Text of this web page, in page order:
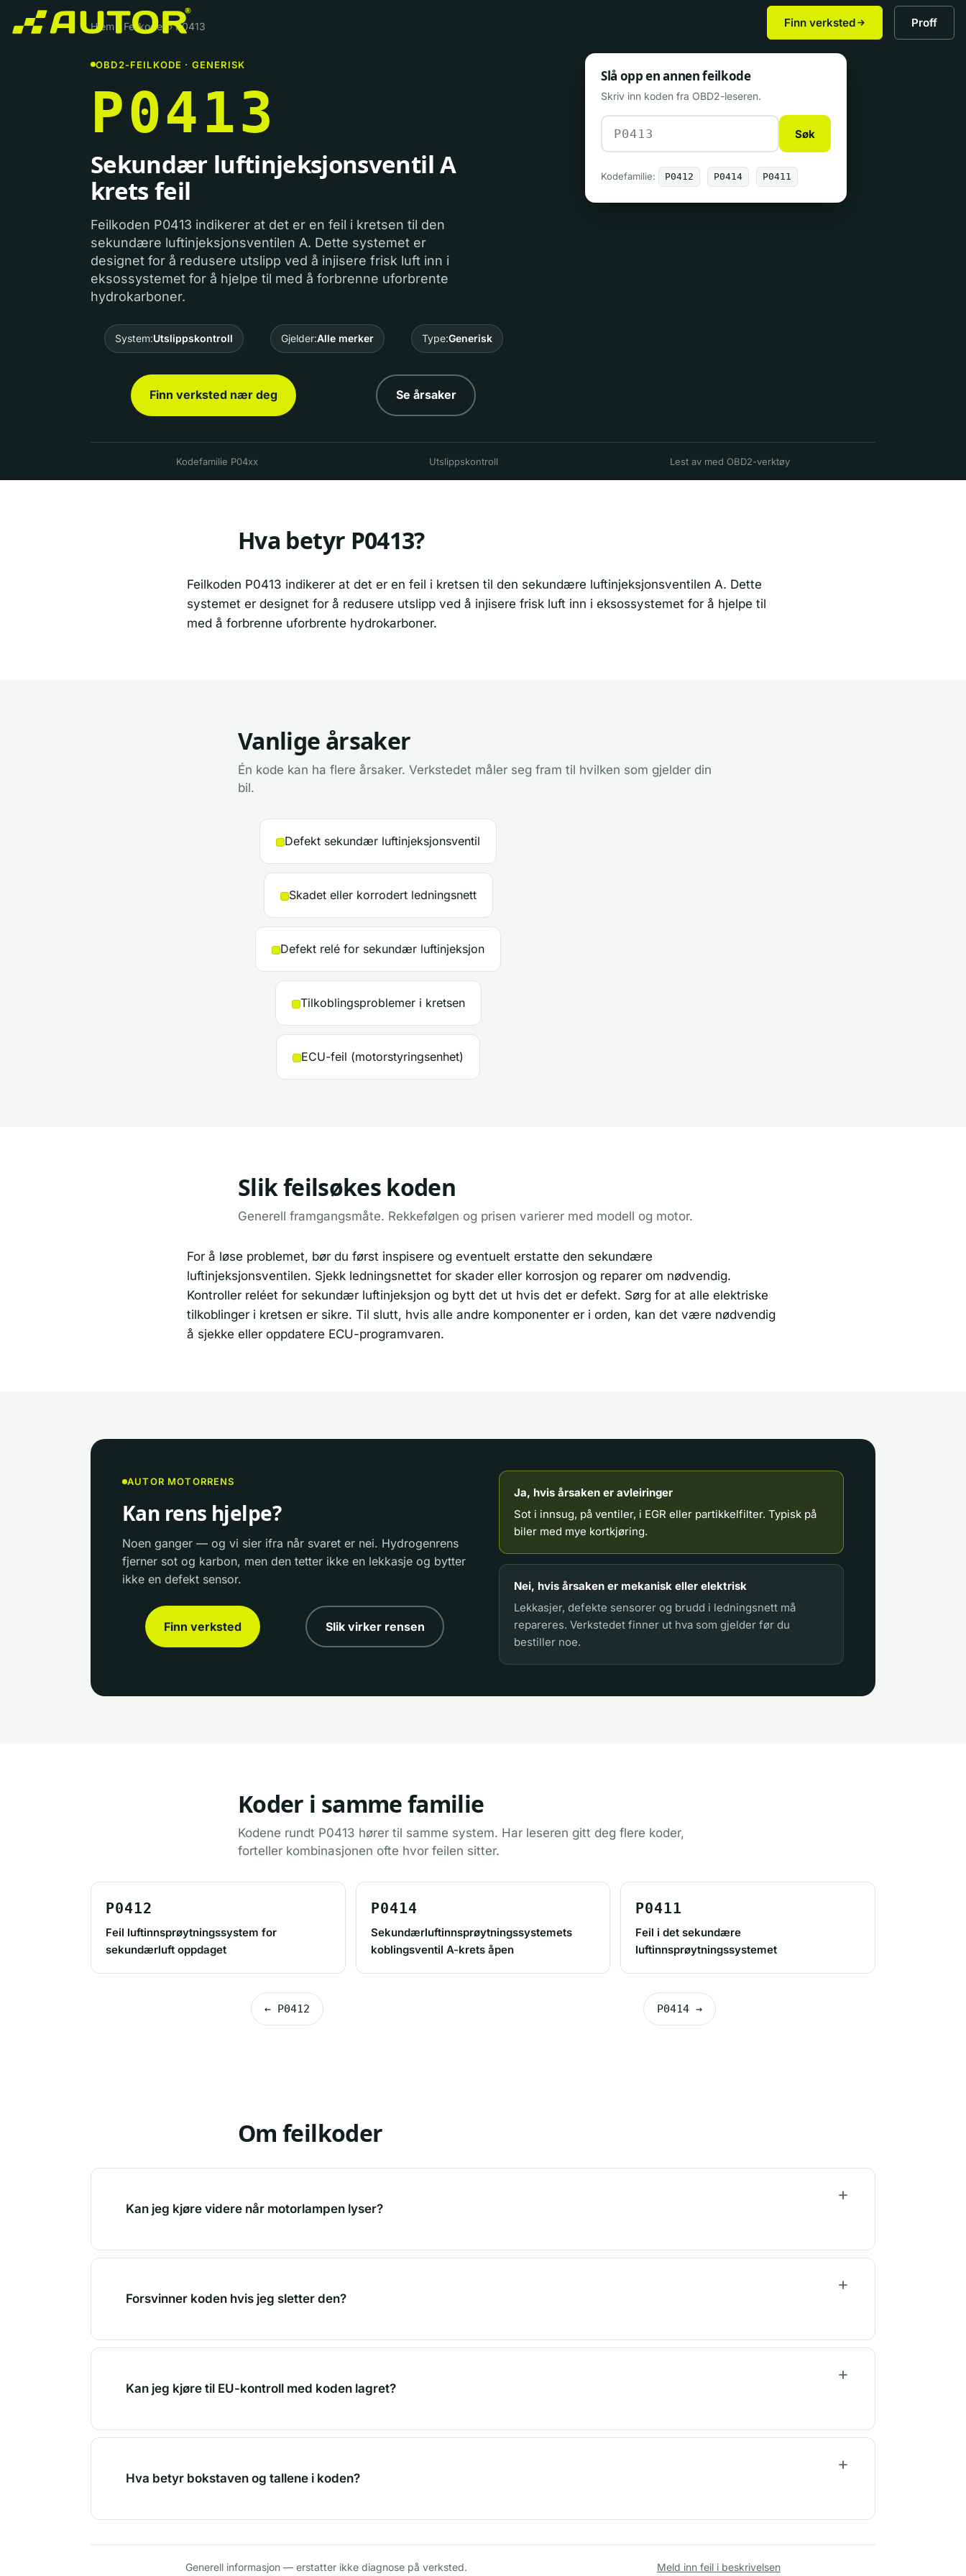
Finn verksted Proff
Hjem Feilkoder ›P0413
OBD2-FEILKODE · GENERISK
P0413
Sekundær luftinjeksjonsventil A
krets feil
Feilkoden P0413 indikerer at det er en feil i kretsen til den
sekundære luftinjeksjonsventilen A. Dette systemet er
designet for å redusere utslipp ved å injisere frisk luft inn i
eksossystemet for å hjelpe til med å forbrenne uforbrente
hydrokarboner.
System:Utslippskontroll Gjelder:Alle merker Type:Generisk
Finn verksted nær deg Se årsaker
Slå opp en annen feilkode
Skriv inn koden fra OBD2-leseren.
Søk
Kodefamilie: P0412 P0414 P0411
Kodefamilie P04xx Utslippskontroll Lest av med OBD2-verktøy
Hva betyr P0413?
Feilkoden P0413 indikerer at det er en feil i kretsen til den sekundære luftinjeksjonsventilen A. Dette
systemet er designet for å redusere utslipp ved å injisere frisk luft inn i eksossystemet for å hjelpe til
med å forbrenne uforbrente hydrokarboner.
Vanlige årsaker
Én kode kan ha flere årsaker. Verkstedet måler seg fram til hvilken som gjelder din
bil.
Defekt sekundær luftinjeksjonsventil
Skadet eller korrodert ledningsnett
Defekt relé for sekundær luftinjeksjon
Tilkoblingsproblemer i kretsen
ECU-feil (motorstyringsenhet)
Slik feilsøkes koden
Generell framgangsmåte. Rekkefølgen og prisen varierer med modell og motor.
For å løse problemet, bør du først inspisere og eventuelt erstatte den sekundære
luftinjeksjonsventilen. Sjekk ledningsnettet for skader eller korrosjon og reparer om nødvendig.
Kontroller reléet for sekundær luftinjeksjon og bytt det ut hvis det er defekt. Sørg for at alle elektriske
tilkoblinger i kretsen er sikre. Til slutt, hvis alle andre komponenter er i orden, kan det være nødvendig
å sjekke eller oppdatere ECU-programvaren.
AUTOR MOTORRENS
Kan rens hjelpe?
Noen ganger — og vi sier ifra når svaret er nei. Hydrogenrens
fjerner sot og karbon, men den tetter ikke en lekkasje og bytter
ikke en defekt sensor.
Finn verksted Slik virker rensen
Ja, hvis årsaken er avleiringer
Sot i innsug, på ventiler, i EGR eller partikkelfilter. Typisk på
biler med mye kortkjøring.
Nei, hvis årsaken er mekanisk eller elektrisk
Lekkasjer, defekte sensorer og brudd i ledningsnett må
repareres. Verkstedet finner ut hva som gjelder før du
bestiller noe.
Koder i samme familie
Kodene rundt P0413 hører til samme system. Har leseren gitt deg flere koder,
forteller kombinasjonen ofte hvor feilen sitter.
P0412
Feil luftinnsprøytningssystem for
sekundærluft oppdaget
P0414
Sekundærluftinnsprøytningssystemets
koblingsventil A-krets åpen
P0411
Feil i det sekundære
luftinnsprøytningssystemet
← P0412 P0414 →
Om feilkoder
Kan jeg kjøre videre når motorlampen lyser?
Forsvinner koden hvis jeg sletter den?
Kan jeg kjøre til EU-kontroll med koden lagret?
Hva betyr bokstaven og tallene i koden?
Generell informasjon — erstatter ikke diagnose på verksted. Meld inn feil i beskrivelsen